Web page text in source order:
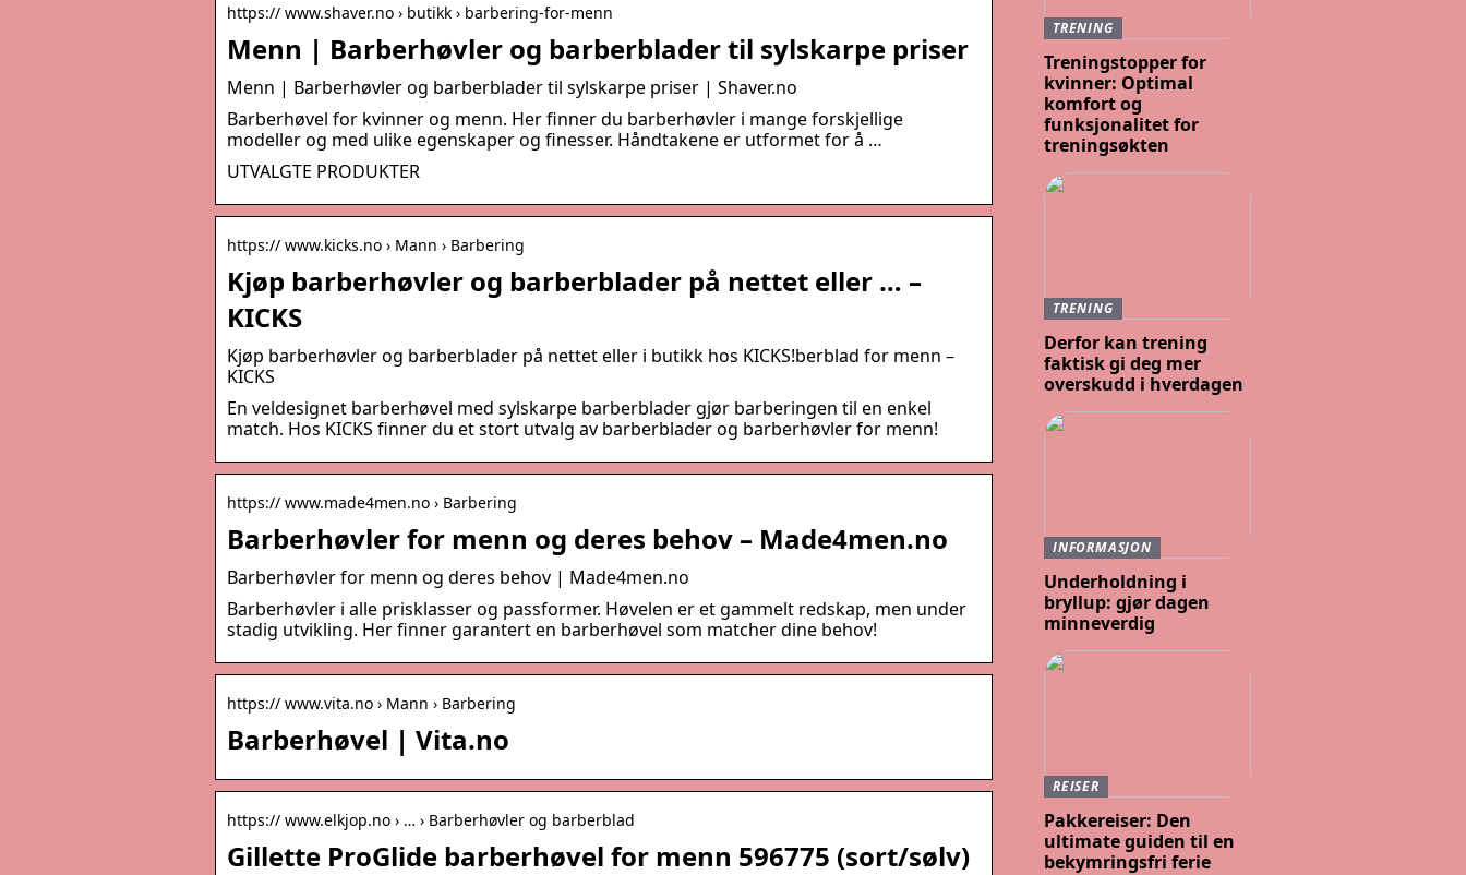
https:// www.shaver.no › butikk › barbering-for-menn
Menn | Barberhøvler og barberblader til sylskarpe priser
Menn | Barberhøvler og barberblader til sylskarpe priser | Shaver.no
Barberhøvel for kvinner og menn. Her finner du barberhøvler i mange forskjellige
modeller og med ulike egenskaper og finesser. Håndtakene er utformet for å …
UTVALGTE PRODUKTER
https:// www.kicks.no › Mann › Barbering
Kjøp barberhøvler og barberblader på nettet eller … –
KICKS
Kjøp barberhøvler og barberblader på nettet eller i butikk hos KICKS!berblad for menn –
KICKS
En veldesignet barberhøvel med sylskarpe barberblader gjør barberingen til en enkel
match. Hos KICKS finner du et stort utvalg av barberblader og barberhøvler for menn!
https:// www.made4men.no › Barbering
Barberhøvler for menn og deres behov – Made4men.no
Barberhøvler for menn og deres behov | Made4men.no
Barberhøvler i alle prisklasser og passformer. Høvelen er et gammelt redskap, men under
stadig utvikling. Her finner garantert en barberhøvel som matcher dine behov!
https:// www.vita.no › Mann › Barbering
Barberhøvel | Vita.no
https:// www.elkjop.no › … › Barberhøvler og barberblad
Gillette ProGlide barberhøvel for menn 596775 (sort/sølv)
TRENING
Treningstopper for
kvinner: Optimal
komfort og
funksjonalitet for
treningsøkten
TRENING
Derfor kan trening
faktisk gi deg mer
overskudd i hverdagen
INFORMASJON
Underholdning i
bryllup: gjør dagen
minneverdig
REISER
Pakkereiser: Den
ultimate guiden til en
bekymringsfri ferie